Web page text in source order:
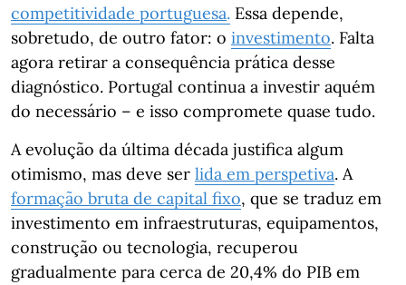
competitividade portuguesa. Essa depende,
sobretudo, de outro fator: o investimento. Falta
agora retirar a consequência prática desse
diagnóstico. Portugal continua a investir aquém
do necessário – e isso compromete quase tudo.
A evolução da última década justifica algum
otimismo, mas deve ser lida em perspetiva. A
formação bruta de capital fixo, que se traduz em
investimento em infraestruturas, equipamentos,
construção ou tecnologia, recuperou
gradualmente para cerca de 20,4% do PIB em